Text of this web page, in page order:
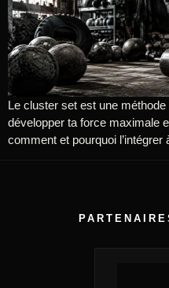
Le cluster set est une
développer ta force maximale
comment et pourquoi l’intégrer